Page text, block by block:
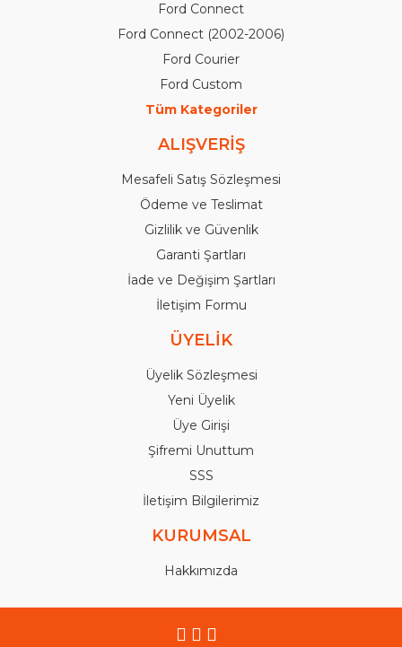
Ford Connect
Ford Connect (2002-2006)
Ford Courier
Ford Custom
Tüm Kategoriler
ALIŞVERİŞ
Mesafeli Satış Sözleşmesi
Ödeme ve Teslimat
Gizlilik ve Güvenlik
Garanti Şartları
İade ve Değişim Şartları
İletişim Formu
ÜYELİK
Üyelik Sözleşmesi
Yeni Üyelik
Üye Girişi
Şifremi Unuttum
SSS
İletişim Bilgilerimiz
KURUMSAL
Hakkımızda